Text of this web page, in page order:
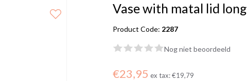
Vase with matal lid long
Product Code: 2287
Nog niet beoordeeld
€23,95 ex tax:€19,79